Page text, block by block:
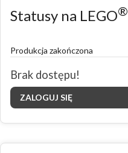
Statusy na LEGO®
Produkcja zakończona
Brak dostępu!
ZALOGUJ SIĘ